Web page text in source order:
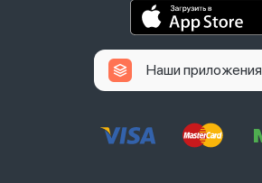
Наши приложения